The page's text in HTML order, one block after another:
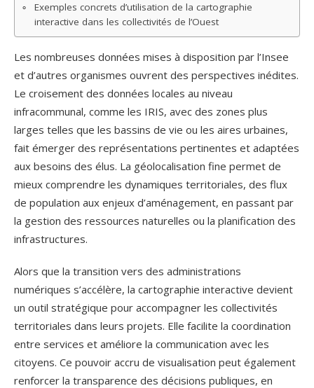
Exemples concrets d’utilisation de la cartographie
interactive dans les collectivités de l’Ouest
Les nombreuses données mises à disposition par l’Insee
et d’autres organismes ouvrent des perspectives inédites.
Le croisement des données locales au niveau
infracommunal, comme les IRIS, avec des zones plus
larges telles que les bassins de vie ou les aires urbaines,
fait émerger des représentations pertinentes et adaptées
aux besoins des élus. La géolocalisation fine permet de
mieux comprendre les dynamiques territoriales, des flux
de population aux enjeux d’aménagement, en passant par
la gestion des ressources naturelles ou la planification des
infrastructures.
Alors que la transition vers des administrations
numériques s’accélère, la cartographie interactive devient
un outil stratégique pour accompagner les collectivités
territoriales dans leurs projets. Elle facilite la coordination
entre services et améliore la communication avec les
citoyens. Ce pouvoir accru de visualisation peut également
renforcer la transparence des décisions publiques, en